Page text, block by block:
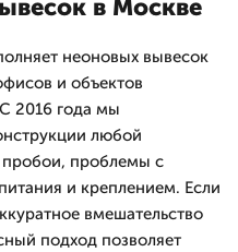
в Москве
неоновых вывесок
и объектов
2016 года мы
любой
проблемы с
и креплением. Если
вмешательство
подход позволяет